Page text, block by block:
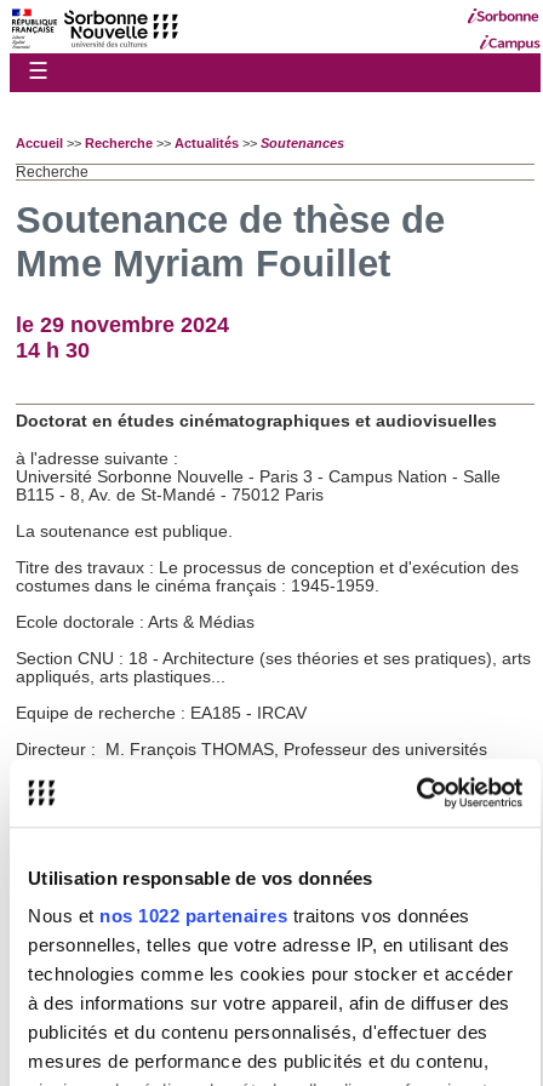
Utilisation responsable de vos données
Nous et nos 1022 partenaires traitons vos données
personnelles, telles que votre adresse IP, en utilisant des
technologies comme les cookies pour stocker et accéder
à des informations sur votre appareil, afin de diffuser des
publicités et du contenu personnalisés, d'effectuer des
mesures de performance des publicités et du contenu,
☰
Accueil >> Recherche >> Actualités >> Soutenances
Recherche
Soutenance de thèse de
Mme Myriam Fouillet
le 29 novembre 2024
14 h 30
Doctorat en études cinématographiques et audiovisuelles
à l'adresse suivante :
Université Sorbonne Nouvelle - Paris 3 - Campus Nation - Salle
B115 - 8, Av. de St-Mandé - 75012 Paris
La soutenance est publique.
Titre des travaux : Le processus de conception et d'exécution des
costumes dans le cinéma français : 1945-1959.
Ecole doctorale : Arts & Médias
Section CNU : 18 - Architecture (ses théories et ses pratiques), arts
appliqués, arts plastiques...
Equipe de recherche : EA185 - IRCAV
Directeur : M. François THOMAS, Professeur des universités
Membres du jury :
M. Sébastien LAYERLE - MCF
M. François THOMAS, Professeur des universités
Mme Réjane HAMUS-VALLEE
Université d'Evry Val d'Essonne
Mme Priska MORISSEY, Professeur des universités
Université Rennes 2
Mme Katalin POR, Professeur des universités
Université Paris 1 - Panthéon Sorbonne